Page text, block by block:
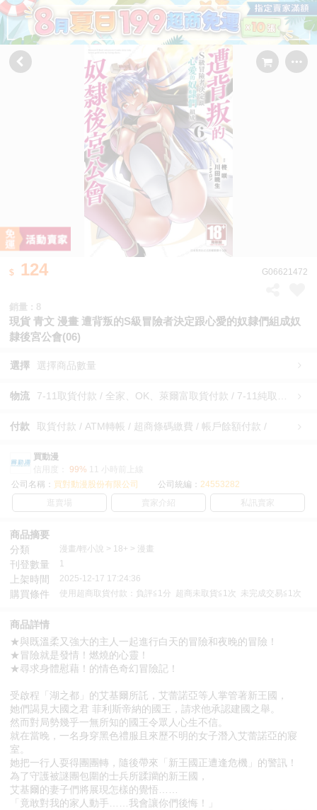
124 G06621472
銷量 : 8
現貨 青文 漫畫 遭背叛的S級冒險者決定跟心愛的奴隸們組成奴
隸後宮公會(06)
選擇 選擇商品數量
物流
付款 取貨付款 / ATM轉帳 / 超商條碼繳費 / 帳戶餘額付款 /
買動漫
信用度：
99% 11 小時前上線
公司名稱： 買對動漫股份有限公司 公司統編： 24553282
逛賣場
賣家介紹 私訊賣家
商品摘要
分類
漫畫/輕小說 > 18+ > 漫畫
刊登數量 1
上架時間 2025-12-17 17:24:36
購買條件 使用超商取貨付款：負評≦1分 超商未取貨≦1次 未完成交易≦1次
商品詳情
★與既溫柔又強大的主人一起進行白天的冒險和夜晚的冒險！
★冒險就是發情！燃燒的心靈！
★尋求身體慰藉！的情色奇幻冒險記！
受啟程「湖之都」的艾基爾所託，艾蕾諾亞等人掌管著新王國，
她們謁見大國之君 菲利斯帝納的國王，請求他承認建國之舉。
然而對局勢幾乎一無所知的國王令眾人心生不信。
就在當晚，一名身穿黑色禮服且來歷不明的女子潛入艾蕾諾亞的寢
室。
她把一行人耍得團團轉，隨後帶來「新王國正遭逢危機」的警訊！
為了守護被謎團包圍的士兵所蹂躪的新王國，
艾基爾的妻子們將展現怎樣的覺悟……
「竟敢對我的家人動手……我會讓你們後悔！」